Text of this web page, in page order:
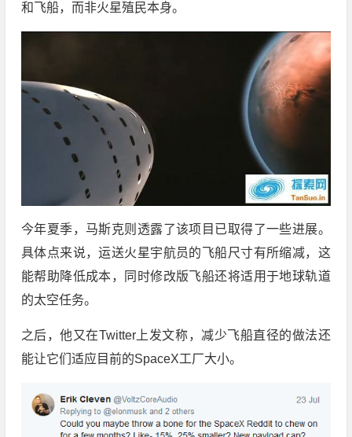
和飞船，而非火星殖民本身。
今年夏季，马斯克则透露了该项目已取得了一些进展。
具体点来说，运送火星宇航员的飞船尺寸有所缩减，这
能帮助降低成本，同时修改版飞船还将适用于地球轨道
的太空任务。
之后，他又在Twitter上发文称，减少飞船直径的做法还
能让它们适应目前的SpaceX工厂大小。